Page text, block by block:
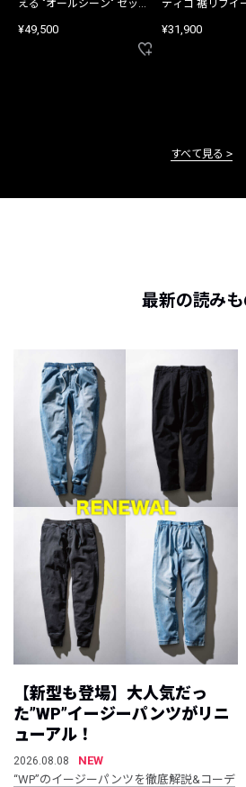
える "オールシーン" セット
¥49,500
ディゴ 裾リブイ
¥31,900
すべて見る
最新の読み
【新型も登場】大人気だっ
た”WP”イージーパンツがリニ
ューアル！
2026.08.08
NEW
“WP”のイージーパンツを徹底解説&コーデ